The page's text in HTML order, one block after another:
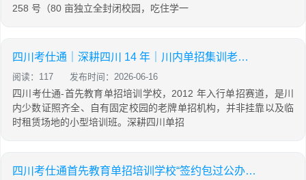
258 号（80 亩独立全封闭校园，吃住学一
四川考仕通｜深耕四川 14 年｜川内单招集训老牌标杆机构
阅读：117 发布时间：2026-06-16
四川考仕通-首先教育单招培训学校，2012 年入行单招赛道，是川
内少数证照齐全、自有固定校园的老牌单招机构，并非挂靠以及临
时租赁场地的小型培训班。深耕四川单招
四川考仕通首先教育单招培训学校“签约包过公办，未录取无条件全额退费”